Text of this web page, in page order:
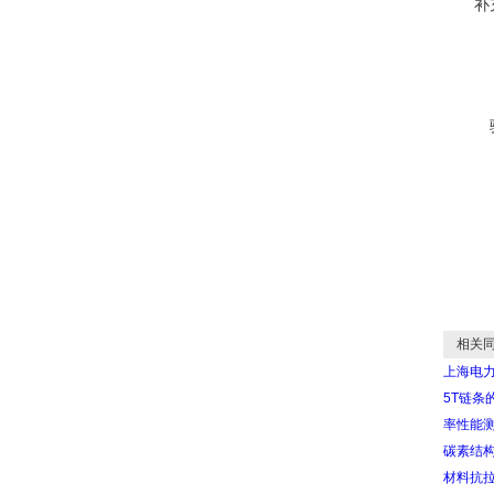
补
相关同
上海电
5T链条
率性能
碳素结
材料抗